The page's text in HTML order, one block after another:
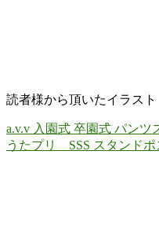
読者様から頂いたイラスト
a.v.v 入園式 卒園式 パンツ
うたプリ SSS スタンド